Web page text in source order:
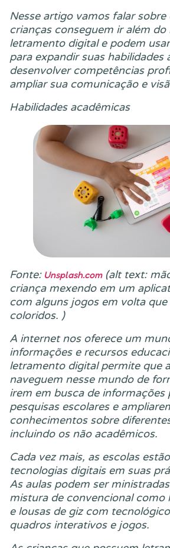
Nesse artigo vamos falar sobre
crianças conseguem ir além
letramento digital e podem
para expandir suas habilidades
desenvolver competências
ampliar sua comunicação e
Habilidades acadêmicas
Fonte: Unsplash.com(alt text:
criança mexendo em um
com alguns jogos em volta
coloridos. )
A internet nos oferece um
informações e recursos
letramento digital permite que
naveguem nesse mundo de
irem em busca de informações
pesquisas escolares e
conhecimentos sobre
incluindo os não acadêmicos.
Cada vez mais, as escolas
tecnologias digitais em suas
As aulas podem ser
mistura de convencional como
e lousas de giz com
quadros interativos e jogos.